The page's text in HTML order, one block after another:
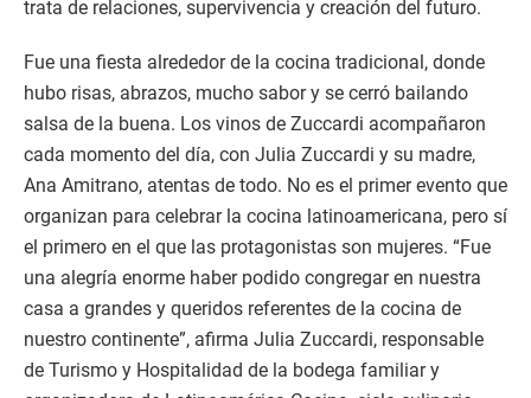
trata de relaciones, supervivencia y creación del futuro.
Fue una fiesta alrededor de la cocina tradicional, donde
hubo risas, abrazos, mucho sabor y se cerró bailando
salsa de la buena. Los vinos de Zuccardi acompañaron
cada momento del día, con Julia Zuccardi y su madre,
Ana Amitrano, atentas de todo. No es el primer evento que
organizan para celebrar la cocina latinoamericana, pero sí
el primero en el que las protagonistas son mujeres. “Fue
una alegría enorme haber podido congregar en nuestra
casa a grandes y queridos referentes de la cocina de
nuestro continente”, afirma Julia Zuccardi, responsable
de Turismo y Hospitalidad de la bodega familiar y